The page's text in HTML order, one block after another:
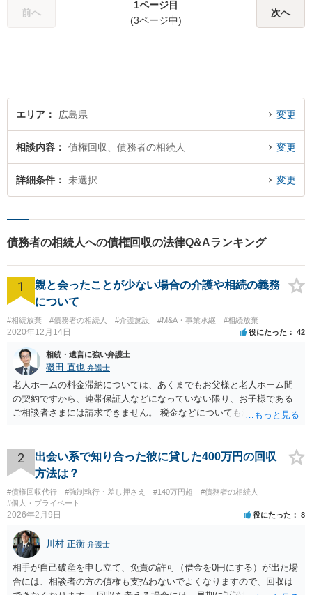
等）、家事事件（離婚・相続
等）、刑事事件（刑事弁護、
前へ
1ページ目
(3ページ中)
次へ
エリア 広島県 変更
相談内容 債権回収、債務者の相続人 変更
詳細条件 未選択 変更
債務者の相続人への債権回収の法律Q&Aランキング
1
親と会ったことが少ない場合の介護や相続の義務
について
#相続放棄 #債務者の相続人 #介護施設 #M&A・事業承継 #相続放棄
2020年12月14日 役にたった 42
相続・遺言に強い弁護士
磯田 直也 弁護士
老人ホームの料金滞納については、あくまでもお父様と老人ホーム間
の契約ですから、連帯保証人などになっていない限り、お子様である
ご相談者さまには請求できません。 税金などについても滞納している
護受給の際に扶養できないかという連絡が役所から来ますが、できな
い旨回答すればそれまでです。 相続が開始した場合については先述の
通りです。 民法上の扶養義務はご相談者さまがお考えのほど強いもの
ではありません。 あくまでも、余力の範囲で認められるものです。 親
の介護は子供がみるという民法の条文はありません。 また、親に対す
る扶養義務は配偶者や子に対する扶養義務に比べて弱いものです。 生
養義務の順位を下げる一つの理由になります。
2
出会い系で知り合った彼に貸した400万円の回収
方法は？
#債権回収代行 #強制執行・差し押さえ #140万円超
#債務者の相続人
#個人・プライベート
2026年2月9日 役にたった 8
川村 正衡 弁護士
相手が自己破産を申し立て、免責の許可（借金を0円にする）が出た場
合には、相談者の方の債権も支払わないでよくなりますので、回収は